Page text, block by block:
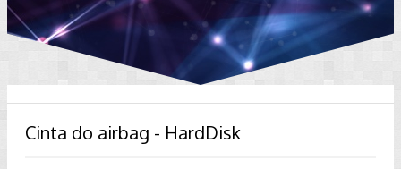
Cinta do airbag - HardDisk